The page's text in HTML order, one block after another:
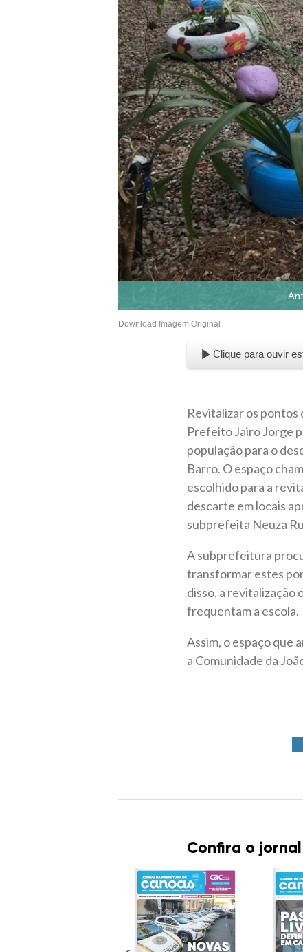
Download Imagem Original
Clique para ouvir
Revitalizar os pontos
Prefeito Jairo Jorge
população para o
Barro. O espaço
escolhido para a
descarte em locais
subprefeita Neuza
A subprefeitura
transformar estes
disso, a revitalização
frequentam a escola.
Assim, o espaço que
a Comunidade da
Confira o